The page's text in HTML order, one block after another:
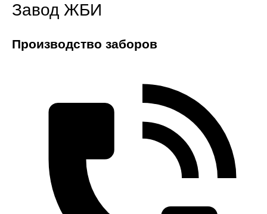
Завод ЖБИ
Производство заборов